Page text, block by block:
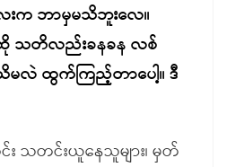
းက ဘာမှမသိဘူးလေ။
သတိလည်းခနခန လစ်
လဲ ထွက်ကြည့်တာပေါ့။ ဒီ
သတင်းယူနေသူများ၊ မှတ်